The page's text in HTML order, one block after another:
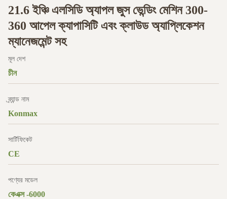
21.6 ইঞ্চি এলসিডি অ্যাপল জুস ভেন্ডিং মেশিন 300-
360 আপেল ক্যাপাসিটি এবং ক্লাউড অ্যাপ্লিকেশন
ম্যানেজমেন্ট সহ
মূল দেশ
চীন
ব্র্যান্ড নাম
Konmax
সার্টিফিকেট
CE
পণ্যের মডেল
কেএক্স -6000